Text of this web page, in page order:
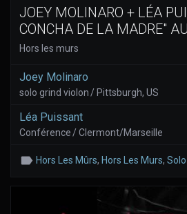
JOEY MOLINARO + LÉA
CONCHA DE LA MADRE"
Hors les murs
Joey Molinaro
solo grind violon / Pittsburgh, US
Léa Puissant
Conférence / Clermont/Marseille
Hors Les Mûrs, Hors Les Murs,